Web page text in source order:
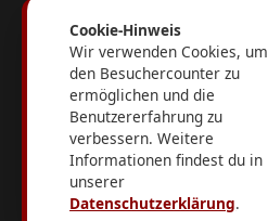
Informationen
Verein
Kontakt
Impressum
Datenschutz
Kurzlinks
Cookie-Hinweis
Wir verwenden Cookies, um
den Besuchercounter zu
ermöglichen und die
Benutzererfahrung zu
verbessern. Weitere
Informationen findest du in
unserer
Datenschutzerklärung.